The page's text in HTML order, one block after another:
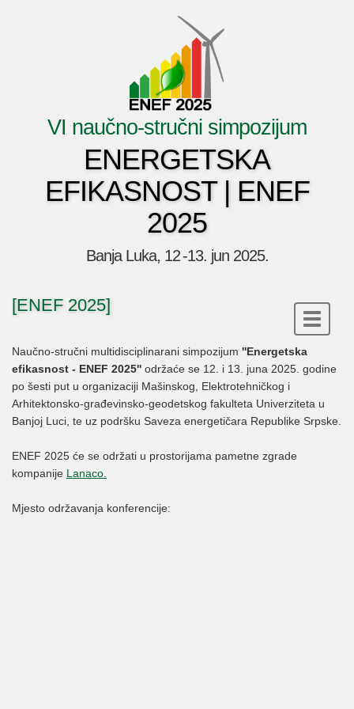
VI naučno-stručni simpozijum
ENERGETSKA
EFIKASNOST | ENEF
2025
Banja Luka, 12 -13. jun 2025.
[ENEF 2025]
Naučno-stručni multidisciplinarani simpozijum ''Energetska
efikasnost - ENEF 2025'' održaće se 12. i 13. juna 2025. godine
po šesti put u organizaciji Mašinskog, Elektrotehničkog i
Arhitektonsko-građevinsko-geodetskog fakulteta Univerziteta u
Banjoj Luci, te uz podršku Saveza energetičara Republike Srpske.
ENEF 2025 će se održati u prostorijama pametne zgrade
kompanije Lanaco.
Mjesto održavanja konferencije: